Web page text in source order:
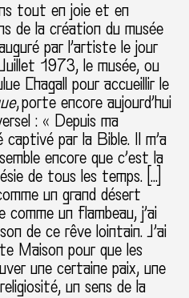
tout en joie et en
de la création du musée
par l’artiste le jour
1973, le musée, ou
Chagall pour accueillir le
, porte encore aujourd’hui
: « Depuis ma
captivé par la Bible. Il m’a
encore que c’est la
de tous les temps. […]
un grand désert
comme un flambeau, j’ai
de ce rêve lointain. J’ai
Maison pour que les
une certaine paix, une
un sens de la